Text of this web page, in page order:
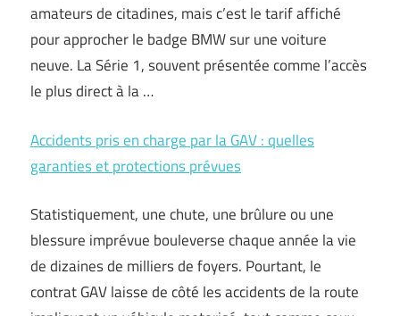
amateurs de citadines, mais c’est le tarif affiché
pour approcher le badge BMW sur une voiture
neuve. La Série 1, souvent présentée comme l’accès
le plus direct à la …
Accidents pris en charge par la GAV : quelles
garanties et protections prévues
Statistiquement, une chute, une brûlure ou une
blessure imprévue bouleverse chaque année la vie
de dizaines de milliers de foyers. Pourtant, le
contrat GAV laisse de côté les accidents de la route